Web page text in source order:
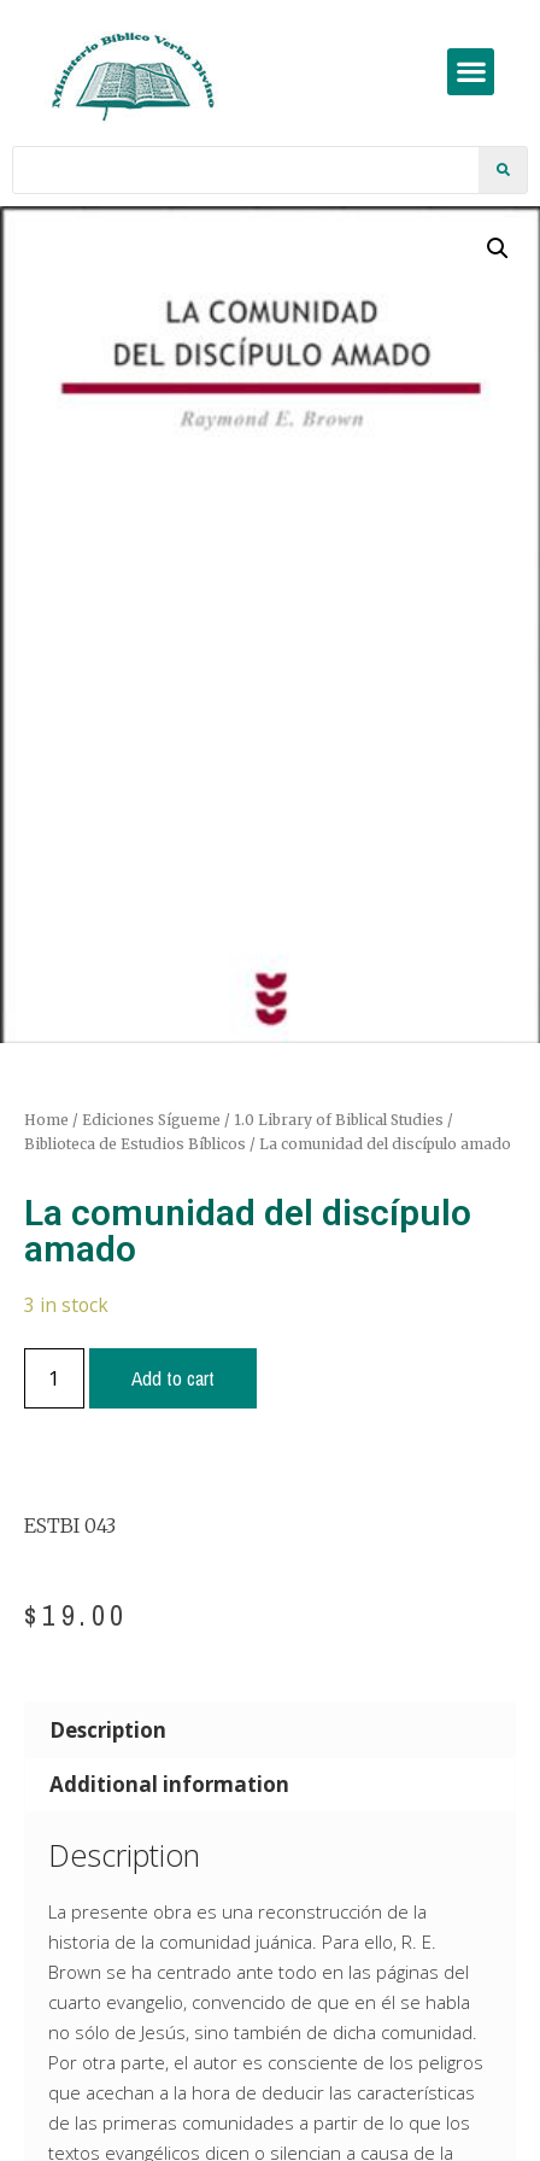
Home / Ediciones Sígueme / 1.0 Library of Biblical Studies /
Biblioteca de Estudios Bíblicos / La comunidad del discípulo amado
La comunidad del discípulo
amado
3 in stock
Add to cart
ESTBI 043
$ 19.00
Description
Additional information
Description
La presente obra es una reconstrucción de la
historia de la comunidad juánica. Para ello, R. E.
Brown se ha centrado ante todo en las páginas del
cuarto evangelio, convencido de que en él se habla
no sólo de Jesús, sino también de dicha comunidad.
Por otra parte, el autor es consciente de los peligros
que acechan a la hora de deducir las características
de las primeras comunidades a partir de lo que los
textos evangélicos dicen o silencian a causa de la